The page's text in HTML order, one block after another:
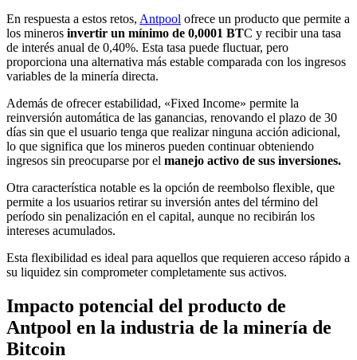
En respuesta a estos retos, Antpool ofrece un producto que permite a
los mineros invertir un mínimo de 0,0001 BTC y recibir una tasa
de interés anual de 0,40%. Esta tasa puede fluctuar, pero
proporciona una alternativa más estable comparada con los ingresos
variables de la minería directa.
Además de ofrecer estabilidad, «Fixed Income» permite la
reinversión automática de las ganancias, renovando el plazo de 30
días sin que el usuario tenga que realizar ninguna acción adicional,
lo que significa que los mineros pueden continuar obteniendo
ingresos sin preocuparse por el manejo activo de sus inversiones.
Otra característica notable es la opción de reembolso flexible, que
permite a los usuarios retirar su inversión antes del término del
período sin penalización en el capital, aunque no recibirán los
intereses acumulados.
Esta flexibilidad es ideal para aquellos que requieren acceso rápido a
su liquidez sin comprometer completamente sus activos.
Impacto potencial del producto de
Antpool en la industria de la minería de
Bitcoin